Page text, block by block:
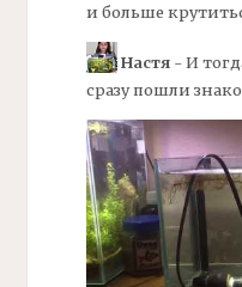
и больше
Настя- И
сразу пошли